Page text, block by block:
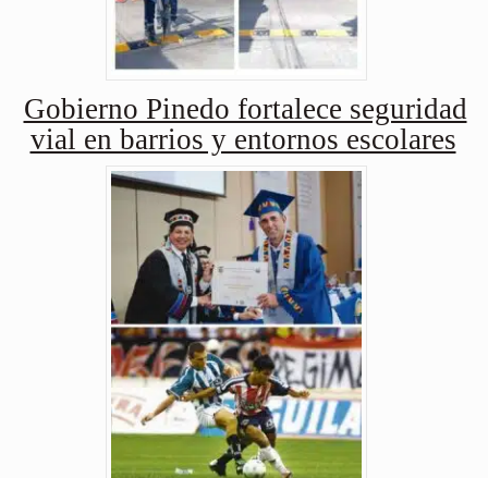
Gobierno Pinedo fortalece seguridad
vial en barrios y entornos escolares